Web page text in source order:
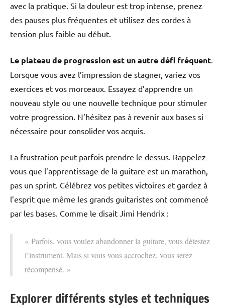
avec la pratique. Si la douleur est trop intense, prenez
des pauses plus fréquentes et utilisez des cordes à
tension plus faible au début.
Le plateau de progression est un autre défi fréquent.
Lorsque vous avez l’impression de stagner, variez vos
exercices et vos morceaux. Essayez d’apprendre un
nouveau style ou une nouvelle technique pour stimuler
votre progression. N’hésitez pas à revenir aux bases si
nécessaire pour consolider vos acquis.
La frustration peut parfois prendre le dessus. Rappelez-
vous que l’apprentissage de la guitare est un marathon,
pas un sprint. Célébrez vos petites victoires et gardez à
l’esprit que même les grands guitaristes ont commencé
par les bases. Comme le disait Jimi Hendrix :
« Parfois, vous voulez abandonner la guitare, vous détestez
l’instrument. Mais si vous vous accrochez, vous serez
récompensé. »
Explorer différents styles et techniques